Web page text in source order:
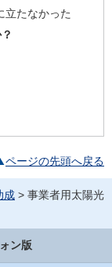
立たなかった
ページの先頭へ戻る
成 > 事業者用太陽光
ン版